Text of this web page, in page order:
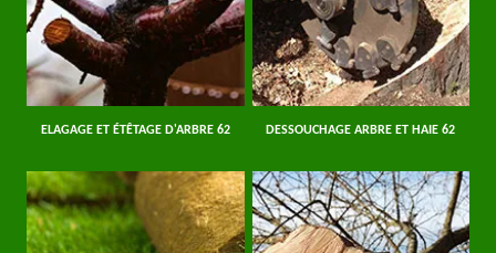
ELAGAGE ET ÉTÊTAGE D'ARBRE 62 DESSOUCHAGE ARBRE ET HAIE 62